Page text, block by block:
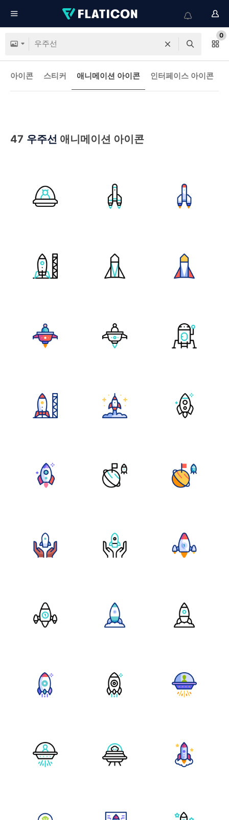
0
아이콘 스티커 애니메이션 아이콘 인터페이스 아이콘
47 우주선 애니메이션 아이콘